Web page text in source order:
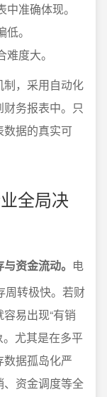
准确体现。
。
度大。
，采用自动化
务报表中。只
数据的真实可
全局决
资金流动。 电
周转极快。若财
易出现“有销
。尤其是在多平
据孤岛化严
资金调度等全